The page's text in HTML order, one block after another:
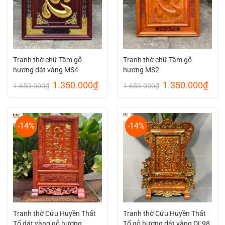
Tranh thờ chữ Tâm gỗ
hương dát vàng MS4
1.650.000₫ Giá
1.650.000₫.
1.350.000₫Giá
hiện
là:
1.350.000₫.
Tranh thờ chữ Tâm gỗ
hương MS2
1.650.000₫ Giá
1.650.000₫.
1.350.000₫Giá
hiện
là:
-14%
Tranh thờ Cửu Huyền Thất
-14%
Tranh thờ Cửu Huyền Thất